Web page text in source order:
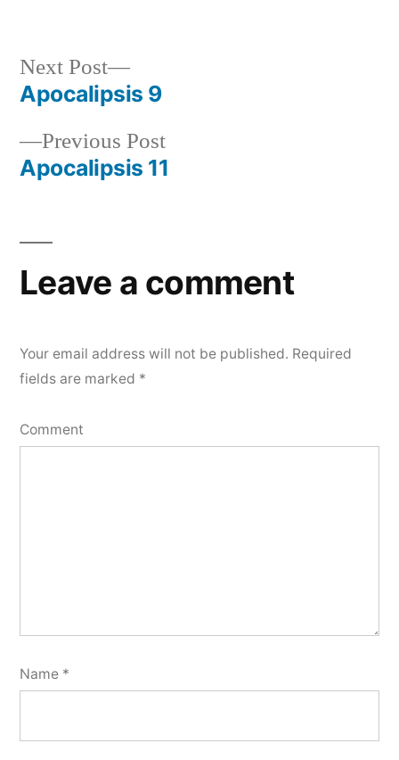
Post
navigation
Previous PostPrevious
post:
Apocalipsis 11
Next Post
Next
post:
Apocalipsis 9
Leave a comment
Your email address will not be published. Required
fields are marked *
Comment
Name *